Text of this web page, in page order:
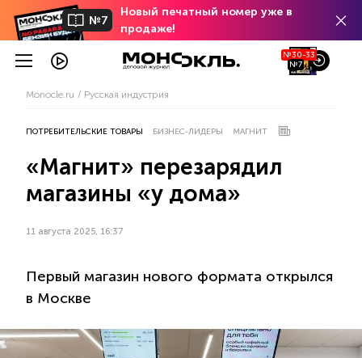
№7
Новый печатный номер уже в
продаже!
№30-33
№7
Monocle.ru Русская индустрия
ПОТРЕБИТЕЛЬСКИЕ ТОВАРЫ БИЗНЕС-ЛИДЕРЫ МАГНИТ
«Магнит» перезарядил
магазины «у дома»
11 августа 2025, 16:37
Первый магазин нового формата открылся
в Москве